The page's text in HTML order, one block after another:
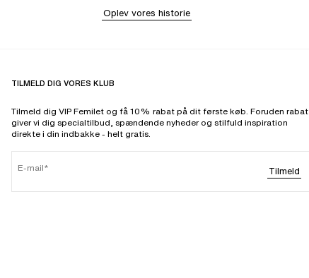
Oplev vores historie
TILMELD DIG VORES KLUB
Tilmeld dig VIP Femilet og få 10% rabat på dit første køb. Foruden rabat
giver vi dig specialtilbud, spændende nyheder og stilfuld inspiration
direkte i din indbakke - helt gratis.
E-mail Tilmeld